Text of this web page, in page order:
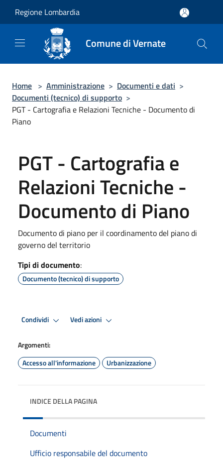
Regione Lombardia
Comune di Vernate
Home > Amministrazione > Documenti e dati >
Documenti (tecnico) di supporto >
PGT - Cartografia e Relazioni Tecniche - Documento di
Piano
PGT - Cartografia e
Relazioni Tecniche -
Documento di Piano
Documento di piano per il coordinamento del piano di
governo del territorio
Tipi di documento:
Documento (tecnico) di supporto
Condividi Vedi azioni
Argomenti:
Accesso all'informazione
Urbanizzazione
INDICE DELLA PAGINA
Documenti
Ufficio responsabile del documento